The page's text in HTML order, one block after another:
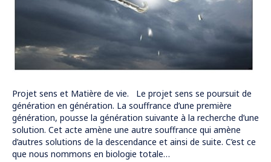
Projet sens et Matière de vie. Le projet sens se poursuit de
génération en génération. La souffrance d’une première
génération, pousse la génération suivante à la recherche d’une
solution. Cet acte amène une autre souffrance qui amène
d’autres solutions de la descendance et ainsi de suite. C’est ce
que nous nommons en biologie totale…